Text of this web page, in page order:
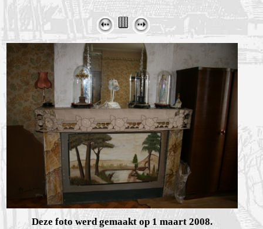
Deze foto werd gemaakt op 1 maart 2008.